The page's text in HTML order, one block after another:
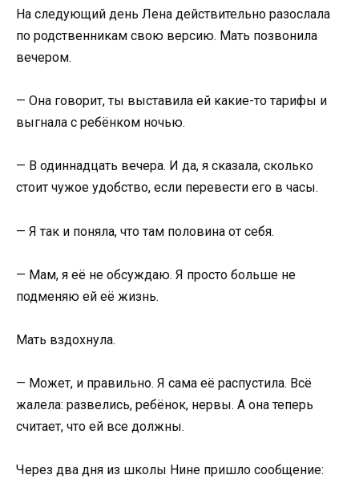
На следующий день Лена действительно разослала
по родственникам свою версию. Мать позвонила
вечером.
— Она говорит, ты выставила ей какие-то тарифы и
выгнала с ребёнком ночью.
— В одиннадцать вечера. И да, я сказала, сколько
стоит чужое удобство, если перевести его в часы.
— Я так и поняла, что там половина от себя.
— Мам, я её не обсуждаю. Я просто больше не
подменяю ей её жизнь.
Мать вздохнула.
— Может, и правильно. Я сама её распустила. Всё
жалела: развелись, ребёнок, нервы. А она теперь
считает, что ей все должны.
Через два дня из школы Нине пришло сообщение: